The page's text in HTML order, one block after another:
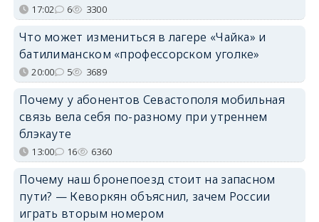
17:02 6 3300
Что может измениться в лагере «Чайка» и
батилиманском «профессорском уголке»
20:00 5 3689
Почему у абонентов Севастополя мобильная
связь вела себя по-разному при утреннем
блэкауте
13:00 16 6360
Почему наш бронепоезд стоит на запасном
пути? — Кеворкян объяснил, зачем России
играть вторым номером